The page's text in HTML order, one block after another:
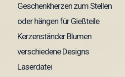
Geschenkherzen zum Stellen
oder hängen für Gießteile
Kerzenständer Blumen
verschiedene Designs
Laserdatei